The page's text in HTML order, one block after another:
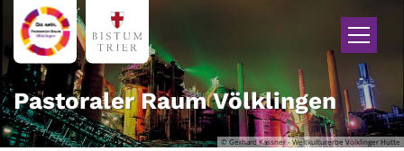
Zum Inhalt springen
© Gerhard Kassner - Weltkulturerbe Völklinger Hütte
Pastoraler Raum Völklingen